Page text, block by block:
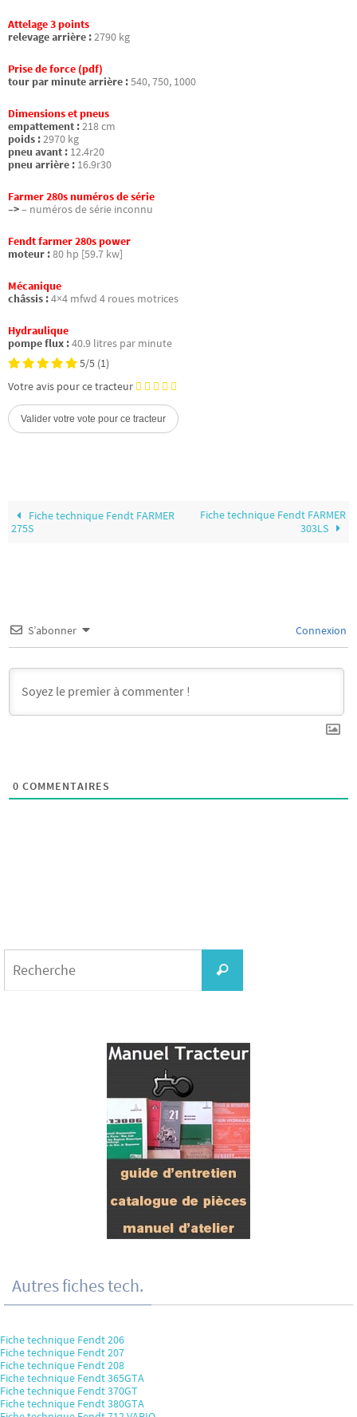
Attelage 3 points
relevage arrière :2790 kg
Prise de force (pdf)
tour par minute arrière :540, 750, 1000
Dimensions et pneus
empattement :218 cm
poids :2970 kg
pneu avant : 12.4r20
pneu arrière : 16.9r30
Farmer 280s numéros de série
–>– numéros de série inconnu
Fendt farmer 280s power
moteur :80 hp [59.7 kw]
Mécanique
châssis :4×4 mfwd 4 roues motrices
Hydraulique
pompe flux :40.9 litres par minute
5/5 (1)
Votre avis pour ce tracteur
Fiche technique Fendt FARMER
275S
Fiche technique Fendt FARMER
303LS
S’abonner Connexion
0 COMMENTAIRES
Recherche
Autres fiches tech.
Fiche technique Fendt 206
Fiche technique Fendt 207
Fiche technique Fendt 208
Fiche technique Fendt 365GTA
Fiche technique Fendt 370GT
Fiche technique Fendt 380GTA